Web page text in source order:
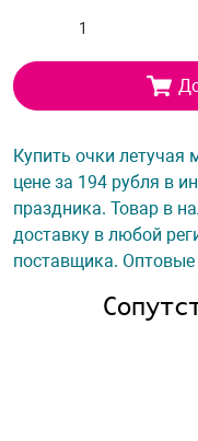
Купить очки
цене за 194 рубля в
праздника. Товар в
доставку в любой
поставщика. Оптовые